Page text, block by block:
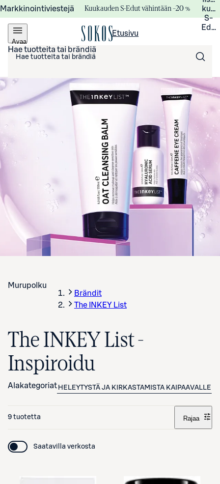
Markkinointiviestejä Kuukauden S-Edut vähintään –20 %
S-
Avaa
valikko
Etusivu
Hae tuotteita tai brändiä
Murupolku
Brändit
The INKEY List
The INKEY List -
Inspiroidu
Alakategoriat HELEYTYSTÄ JA KIRKASTAMISTA KAIPAAVALLE
9 tuotetta Rajaa
Saatavilla verkosta